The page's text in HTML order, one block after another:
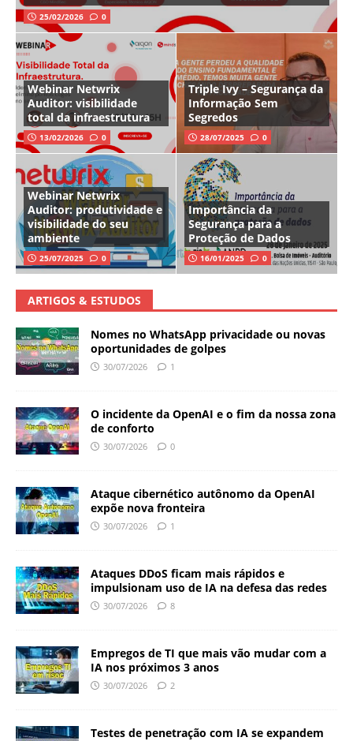
25/02/2026 0
Webinar Netwrix
Auditor: visibilidade
total da infraestrutura
13/02/2026 0
Triple Ivy – Segurança da
Informação Sem
Segredos
28/07/2025 0
Webinar Netwrix
Auditor: produtividade e
visibilidade do seu
ambiente
25/07/2025 0
Importância da
Segurança para a
Proteção de Dados
16/01/2025 0
ARTIGOS & ESTUDOS
Nomes no WhatsApp privacidade ou novas
oportunidades de golpes
30/07/2026 1
O incidente da OpenAI e o fim da nossa zona
de conforto
30/07/2026 0
Ataque cibernético autônomo da OpenAI
expõe nova fronteira
30/07/2026 1
Ataques DDoS ficam mais rápidos e
impulsionam uso de IA na defesa das redes
30/07/2026 8
Empregos de TI que mais vão mudar com a
IA nos próximos 3 anos
30/07/2026 2
Testes de penetração com IA se expandem